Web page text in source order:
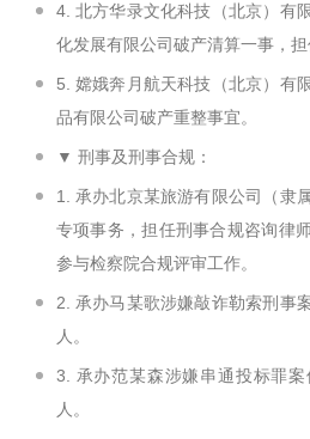
4. 北方华录文化科技（北京）有
化发展有限公司破产清算一事，担
5. 嫦娥奔月航天科技（北京）有
品有限公司破产重整事宜。
▼ 刑事及刑事合规：
1. 承办北京某旅游有限公司（隶
专项事务，担任刑事合规咨询律
参与检察院合规评审工作。
2. 承办马某歌涉嫌敲诈勒索刑事
人。
3. 承办范某森涉嫌串通投标罪
人。